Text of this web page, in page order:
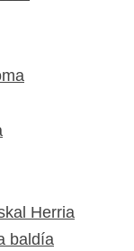
Herria
baldía